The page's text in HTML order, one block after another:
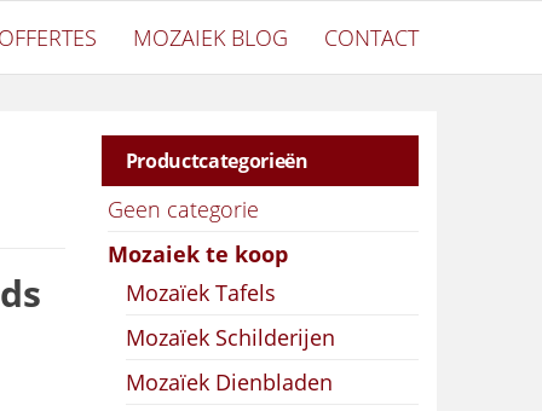
OFFERTES MOZAIEK BLOG CONTACT
Productcategorieën
Geen categorie
Mozaiek te koop
Mozaïek Tafels
Mozaïek Schilderijen
Mozaïek Dienbladen